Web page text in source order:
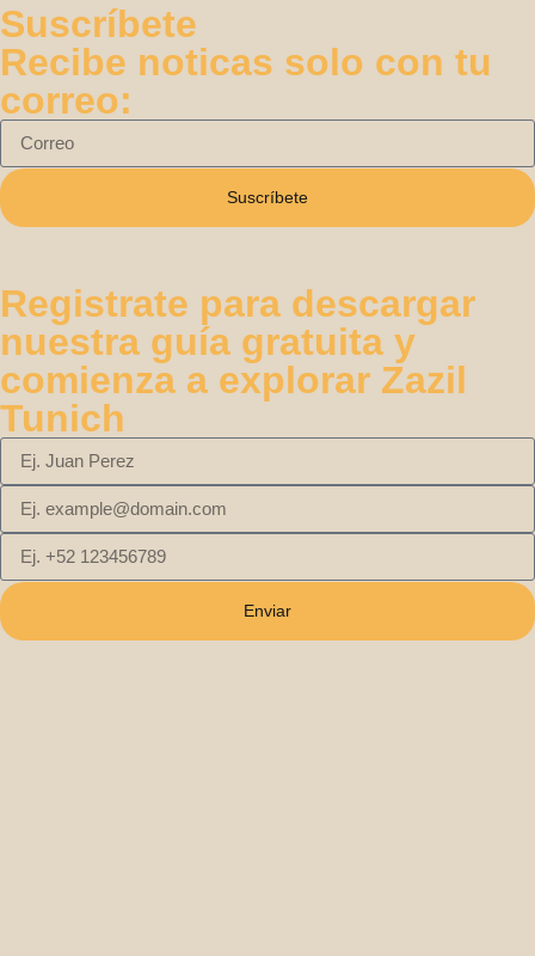
Suscríbete
Recibe noticas solo con tu
correo:
Suscríbete
Registrate para descargar
nuestra guía gratuita y
comienza a explorar Zazil
Tunich
Enviar